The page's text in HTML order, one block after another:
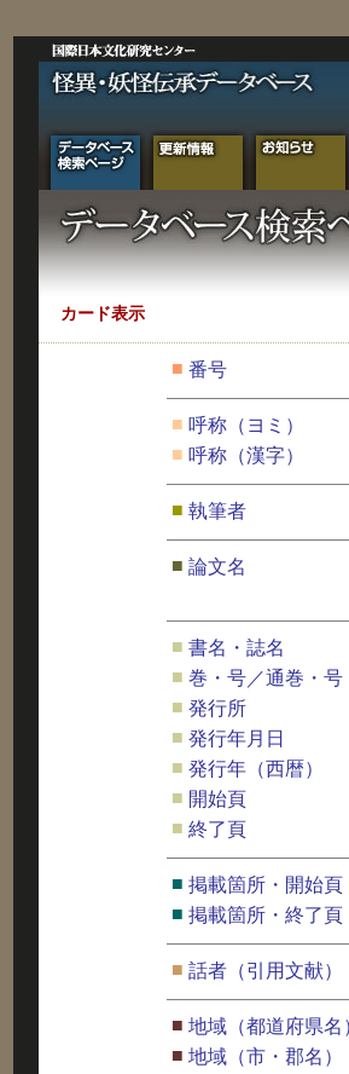
カード表示
■ 番号
■ 呼称（ヨミ）
■ 呼称（漢字）
■ 執筆者
■ 論文名
■ 書名・誌名
■ 巻・号／通巻・号
■ 発行所
■ 発行年月日
■ 発行年（西暦）
■ 開始頁
■ 終了頁
■ 掲載箇所・開始頁
■ 掲載箇所・終了頁
■ 話者（引用文献）
■ 地域（都道府県名
■ 地域（市・郡名）